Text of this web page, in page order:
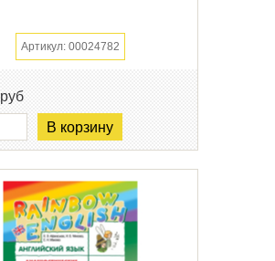
Артикул: 00024782
руб
В корзину